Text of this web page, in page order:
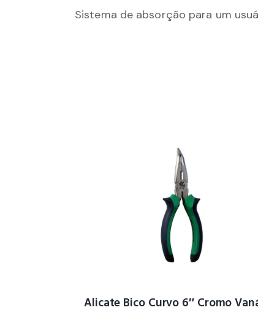
Sistema de absorção para um
Alicate Bico Curvo 6″ Cromo